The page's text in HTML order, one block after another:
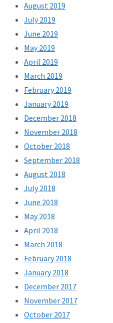
August 2019
July 2019
June 2019
May 2019
April 2019
March 2019
February 2019
January 2019
December 2018
November 2018
October 2018
September 2018
August 2018
July 2018
June 2018
May 2018
April 2018
March 2018
February 2018
January 2018
December 2017
November 2017
October 2017